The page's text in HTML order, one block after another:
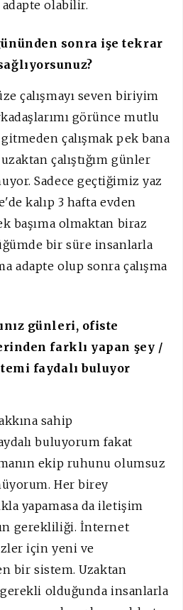
adapte olabilir.
sonra işe tekrar
çalışmayı seven biriyim
görünce mutlu
çalışmak pek bana
çalıştığım günler
Sadece geçtiğimiz yaz
kalıp 3 hafta evden
başıma olmaktan biraz
bir süre insanlarla
adapte olup sonra çalışma
günleri, ofiste
farklı yapan şey /
faydalı buluyor
sahip
buluyorum fakat
ekip ruhunu olumsuz
Her birey
yapamasa da iletişim
gerekliliği. İnternet
için yeni ve
bir sistem. Uzaktan
gerekli olduğunda insanlarla